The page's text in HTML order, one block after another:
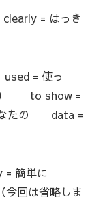
= はっき
= 使っ
） to show =
たの data =
= 簡単に
回は省略しま